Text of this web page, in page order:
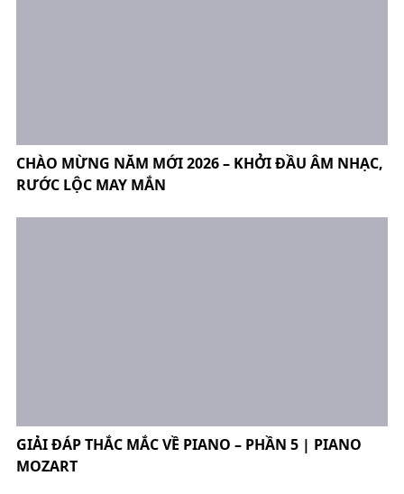
CHÀO MỪNG NĂM MỚI 2026 – KHỞI ĐẦU ÂM NHẠC,
RƯỚC LỘC MAY MẮN
GIẢI ĐÁP THẮC MẮC VỀ PIANO – PHẦN 5 | PIANO
MOZART